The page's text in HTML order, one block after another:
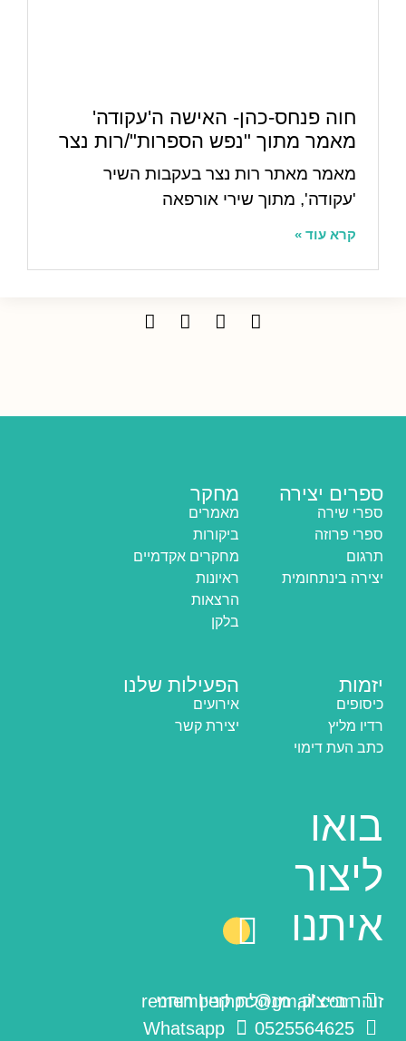
חוה פנחס-כהן- האישה ה'עקודה'
מאמר מתוך "נפש הספרות"/רות נצר
מאמר מאתר רות נצר בעקבות השיר
'עקודה', מתוך שירי אורפאה
קרא עוד »
ספרים יצירה
ספרי שירה
ספרי פרוזה
תרגום
יצירה בינתחומית
מחקר
מאמרים
ביקורות
מחקרים אקדמיים
ראיונות
הרצאות
בלקן
יזמות
כיסופים
רדיו מליץ
כתב העת דימוי
הפעילות שלנו
אירועים
יצירת קשר
בואו
ליצור
איתנו
זוהר בייצ'ק, מנהלת קניין רוחני
rememberhpc@gmail.com
0525564625
Whatsapp